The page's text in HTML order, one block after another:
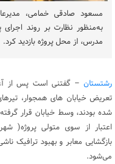
مسعود صادقی خمامی،
به‌منظور نظارت بر روند اجرای
مدرس، از محل پروژه بازدید کرد.
رشتستان – گفتنی است پس از
تعریض خیابان های همجوار،
شده بودند، وسط خیابان قرار
اعتبار از سوی متولی پروژه(
بازگشایی معابر و بهبود ترافیک
می‌شود.